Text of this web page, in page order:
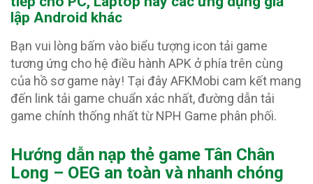
lập Android khác
Bạn vui lòng bấm vào biểu tượng icon tải game
tương ứng cho hệ điều hành APK ở phía trên cùng
của hồ sơ game này! Tại đây AFKMobi cam kết mang
đến link tải game chuẩn xác nhất, đường dẫn tải
game chính thống nhất từ NPH Game phân phối.
Hướng dẫn nạp thẻ game Tân Chân
Long – OEG an toàn và nhanh chóng